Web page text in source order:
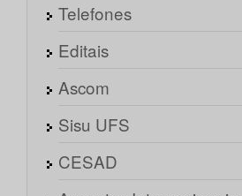
Telefones
Editais
Ascom
Sisu UFS
CESAD